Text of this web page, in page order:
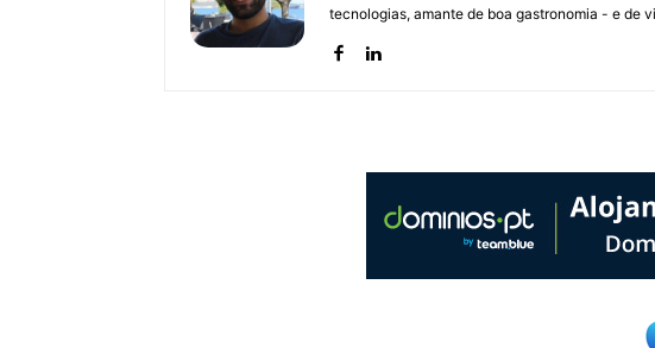
tecnologias, amante de boa gastronomia - e de